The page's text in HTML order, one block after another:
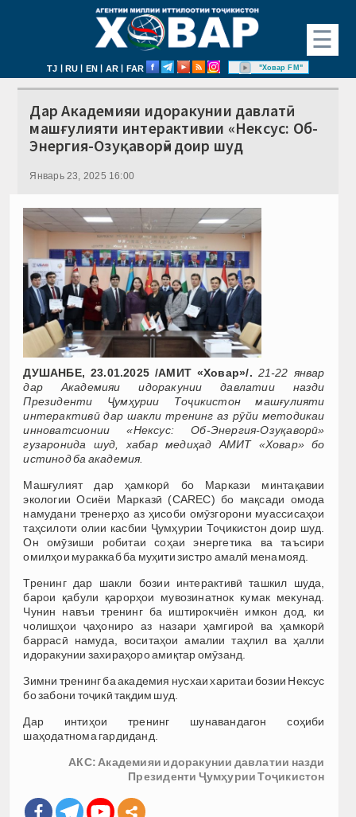
☰
TJ | RU | EN | AR | FAR "Ховар FM"
Дар Академияи идоракунии давлатӣ
машғулияти интерактивии «Нексус: Об-
Энергия-Озуқаворӣ» доир шуд
Январь 23, 2025 16:00
ДУШАНБЕ, 23.01.2025 /АМИТ «Ховар»/. 21-22 январ
дар Академияи идоракунии давлатии назди
Президенти Ҷумҳурии Тоҷикистон машғулияти
интерактивӣ дар шакли тренинг аз рӯйи методикаи
инноватсионии «Нексус: Об-Энергия-Озуқаворӣ»
гузаронида шуд, хабар медиҳад АМИТ «Ховар» бо
истинод ба академия.
Машғулият дар ҳамкорӣ бо Маркази минтақавии
экологии Осиёи Марказӣ (CAREC) бо мақсади омода
намудани тренерҳо аз ҳисоби омӯзгорони муассисаҳои
таҳсилоти олии касбии Ҷумҳурии Тоҷикистон доир шуд.
Он омӯзиши робитаи соҳаи энергетика ва таъсири
омилҳои мураккаб ба муҳити зистро амалӣ менамояд.
Тренинг дар шакли бозии интерактивӣ ташкил шуда,
барои қабули қарорҳои мувозинатнок кумак мекунад.
Чунин навъи тренинг ба иштирокчиён имкон дод, ки
чолишҳои ҷаҳониро аз назари ҳамгироӣ ва ҳамкорӣ
баррасӣ намуда, воситаҳои амалии таҳлил ва ҳалли
идоракунии захираҳоро амиқтар омӯзанд.
Зимни тренинг ба академия нусхаи харитаи бозии Нексус
бо забони тоҷикӣ тақдим шуд.
Дар интиҳои тренинг шунавандагон соҳиби
шаҳодатнома гардиданд.
АКС: Академияи идоракунии давлатии назди
Президенти Ҷумҳурии Тоҷикистон